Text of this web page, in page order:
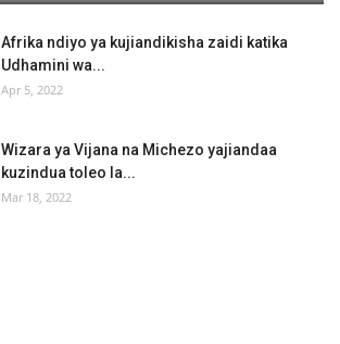
Afrika ndiyo ya kujiandikisha zaidi katika
Udhamini wa...
Apr 5, 2022
Wizara ya Vijana na Michezo yajiandaa
kuzindua toleo la...
Mar 18, 2022